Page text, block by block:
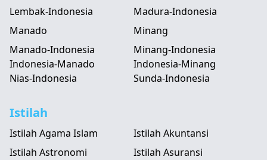
Lembak-Indonesia
Madura-Indonesia
Manado
Manado-Indonesia
Indonesia-Manado
Minang
Minang-Indonesia
Indonesia-Minang
Nias-Indonesia
Sunda-Indonesia
Istilah
Istilah Agama Islam
Istilah Akuntansi
Istilah Astronomi
Istilah Asuransi